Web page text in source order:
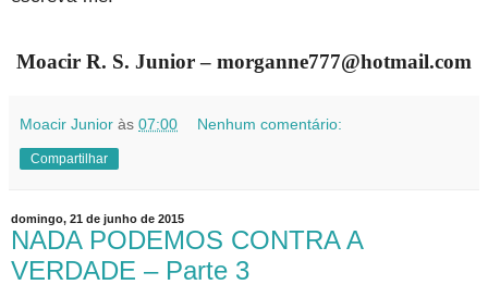
Moacir R. S. Junior – morganne777@hotmail.com
Moacir Junior às 07:00 Nenhum comentário:
Compartilhar
domingo, 21 de junho de 2015
NADA PODEMOS CONTRA A
VERDADE – Parte 3